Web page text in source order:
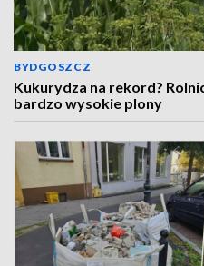
BYDGOSZCZ
Kukurydza na rekord?
bardzo wysokie plony